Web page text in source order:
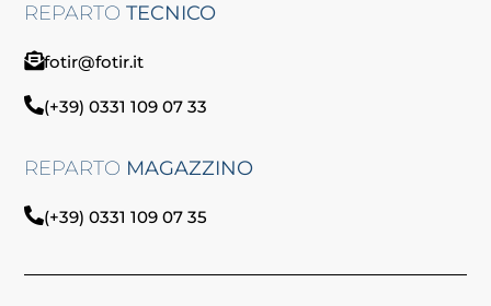
REPARTOTECNICO
fotir@fotir.it
(+39) 0331 109 07 33
REPARTO MAGAZZINO
(+39) 0331 109 07 35